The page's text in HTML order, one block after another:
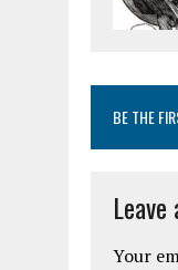
BE THE
Your